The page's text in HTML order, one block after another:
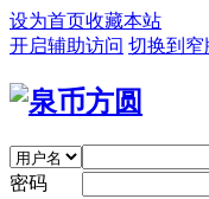
设为首页收藏本站
开启辅助访问 切换到窄
密码